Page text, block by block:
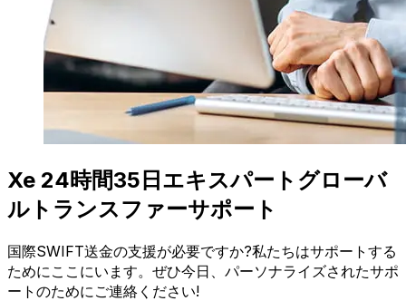
Xe 24時間35日エキスパートグローバ
ルトランスファーサポート
国際SWIFT送金の支援が必要ですか?私たちはサポートする
ためにここにいます。ぜひ今日、パーソナライズされたサポ
ートのためにご連絡ください!